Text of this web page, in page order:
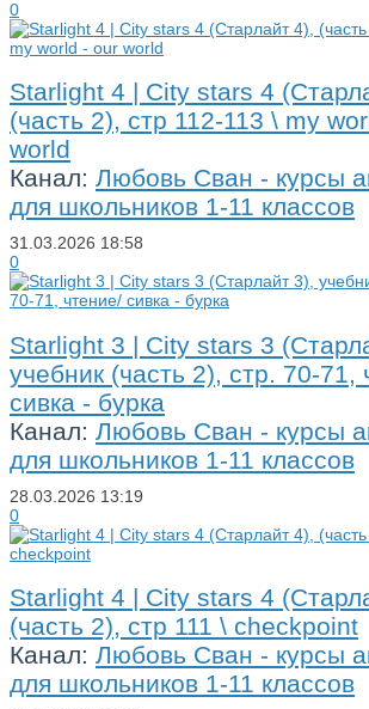
0
Starlight 4 | City stars 4
(часть 2), стр 112-113 \ my
world
Канал: Любовь Сван - курсы
для школьников 1-11 классов
31.03.2026 18:58
0
Starlight 3 | City stars 3
учебник (часть 2), стр. 70-71,
сивка - бурка
Канал: Любовь Сван - курсы
для школьников 1-11 классов
28.03.2026 13:19
0
Starlight 4 | City stars 4
(часть 2), стр 111 \ checkpoint
Канал: Любовь Сван - курсы
для школьников 1-11 классов